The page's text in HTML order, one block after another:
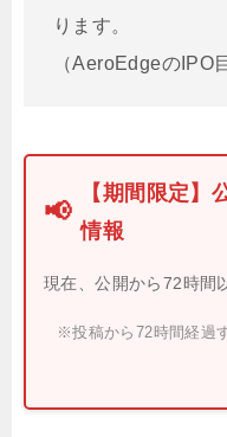
ります。
（AeroEdgeのIPO
📢
【期間限定】
情報
現在、公開から72時間
※投稿から72時間経過